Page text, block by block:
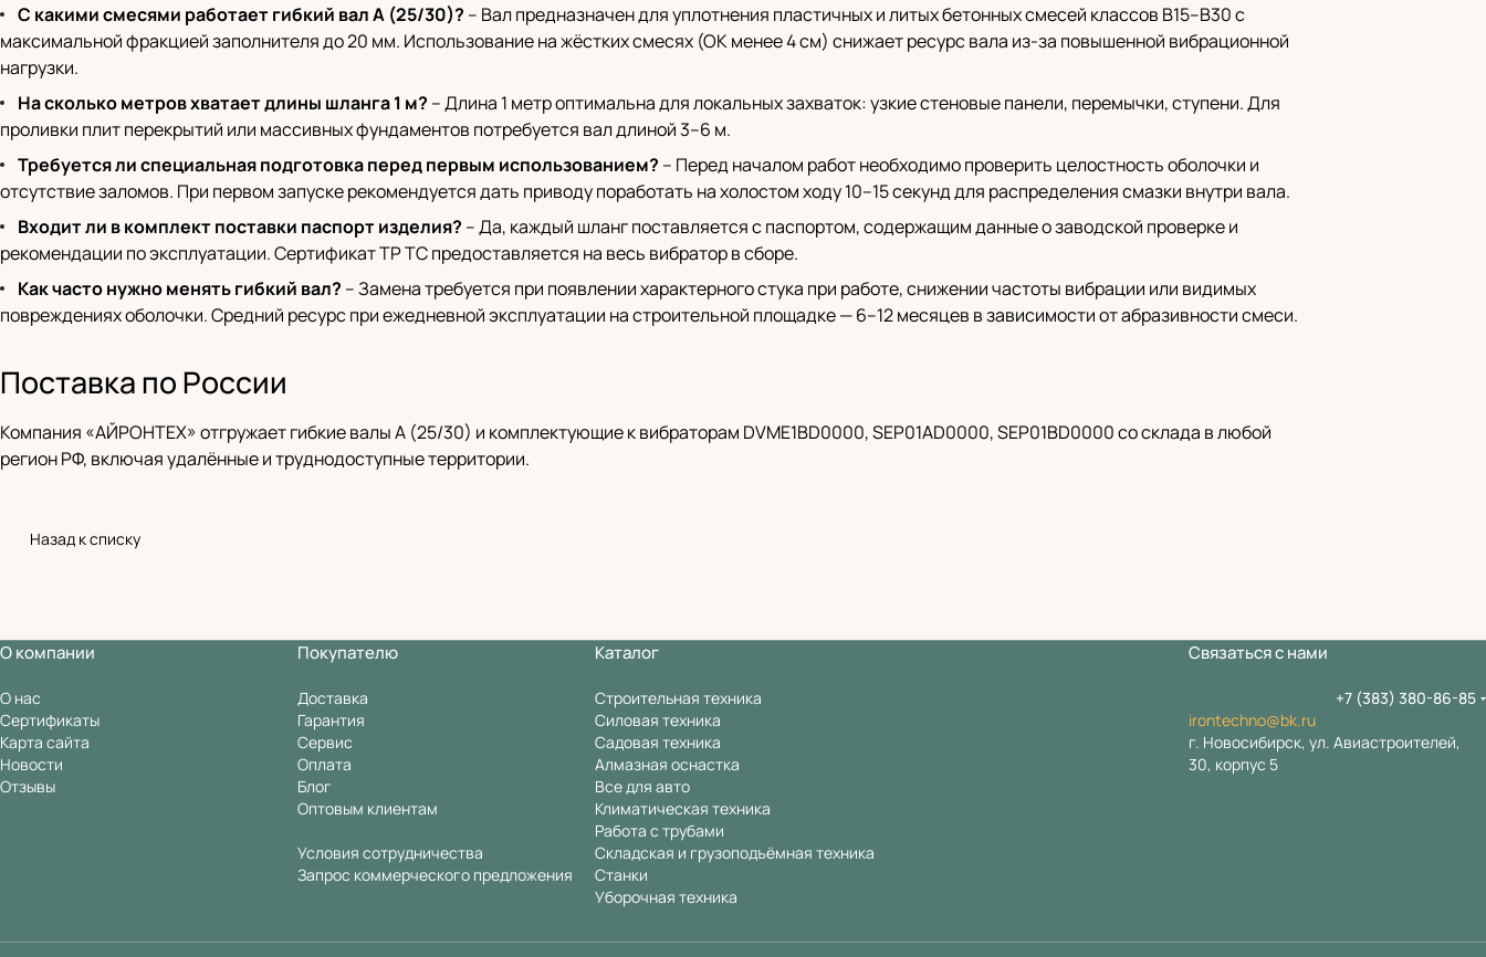
С какими смесями работает гибкий вал A (25/30)? – Вал предназначен для уплотнения пластичных и литых бетонных смесей классов B15–B30 с
максимальной фракцией заполнителя до 20 мм. Использование на жёстких смесях (ОК менее 4 см) снижает ресурс вала из-за повышенной вибрационной
нагрузки.
На сколько метров хватает длины шланга 1 м? – Длина 1 метр оптимальна для локальных захваток: узкие стеновые панели, перемычки, ступени. Для
проливки плит перекрытий или массивных фундаментов потребуется вал длиной 3–6 м.
Требуется ли специальная подготовка перед первым использованием? – Перед началом работ необходимо проверить целостность оболочки и
отсутствие заломов. При первом запуске рекомендуется дать приводу поработать на холостом ходу 10–15 секунд для распределения смазки внутри вала.
Входит ли в комплект поставки паспорт изделия? – Да, каждый шланг поставляется с паспортом, содержащим данные о заводской проверке и
рекомендации по эксплуатации. Сертификат ТР ТС предоставляется на весь вибратор в сборе.
Как часто нужно менять гибкий вал? – Замена требуется при появлении характерного стука при работе, снижении частоты вибрации или видимых
повреждениях оболочки. Средний ресурс при ежедневной эксплуатации на строительной площадке — 6–12 месяцев в зависимости от абразивности смеси.
Поставка по России
Компания «АЙРОНТЕХ» отгружает гибкие валы A (25/30) и комплектующие к вибраторам DVME1BD0000, SEP01AD0000, SEP01BD0000 со склада в любой
регион РФ, включая удалённые и труднодоступные территории.
Назад к списку
О компании
О нас
Сертификаты
Карта сайта
Новости
Отзывы
Покупателю
Доставка
Гарантия
Сервис
Оплата
Блог
Оптовым клиентам
Условия сотрудничества
Запрос коммерческого предложения
Каталог
Строительная техника
Силовая техника
Садовая техника
Алмазная оснастка
Все для авто
Климатическая техника
Работа с трубами
Складская и грузоподъёмная техника
Станки
Уборочная техника
Связаться с нами
+7 (383) 380-86-85
irontechno@bk.ru
г. Новосибирск, ул. Авиастроителей,
30, корпус 5